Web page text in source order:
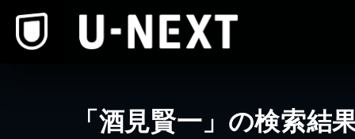
「酒見賢一」の検索結